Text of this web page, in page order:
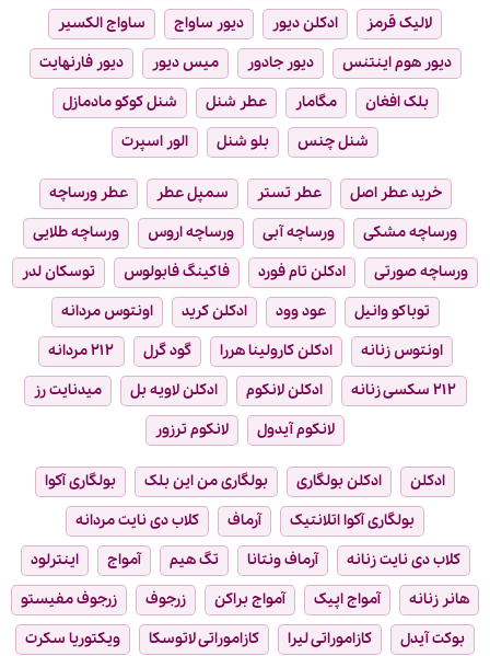
لالیک قرمز
ادکلن دیور دیور ساواج
ساواج الکسیر
دیور هوم اینتنس
دیور جادور میس دیور
دیور فارنهایت
بلک افغان
مگامار عطر شنل
شنل کوکو مادمازل
شنل چنس
بلو شنل الور اسپرت
خرید عطر اصل عطر تستر سمپل عطر
عطر ورساچه
ورساچه مشکی
ورساچه آبی ورساچه اروس
ورساچه طلایی
ورساچه صورتی
ادکلن تام فورد فاکینگ فابولوس
توسکان لدر
توباکو وانیل
عود وود ادکلن کرید
اونتوس مردانه
اونتوس زنانه
ادکلن کارولینا هررا گود گرل
۲۱۲ مردانه
۲۱۲ سکسی زنانه
ادکلن لانکوم ادکلن لاویه بل
میدنایت رز
لانکوم آیدول
لانکوم ترزور
ادکلن ادکلن بولگاری بولگاری من این بلک
بولگاری آکوا
بولگاری آکوا اتلانتیک
آرماف
کلاب دی نایت مردانه
کلاب دی نایت زنانه
آرماف ونتانا تگ هیم آمواج
اینترلود
هانر زنانه
آمواج اپیک آمواج براکن زرجوف
زرجوف مفیستو
بوکت آیدل
کازاموراتی لیرا کازاموراتی لاتوسکا
ویکتوریا سکرت